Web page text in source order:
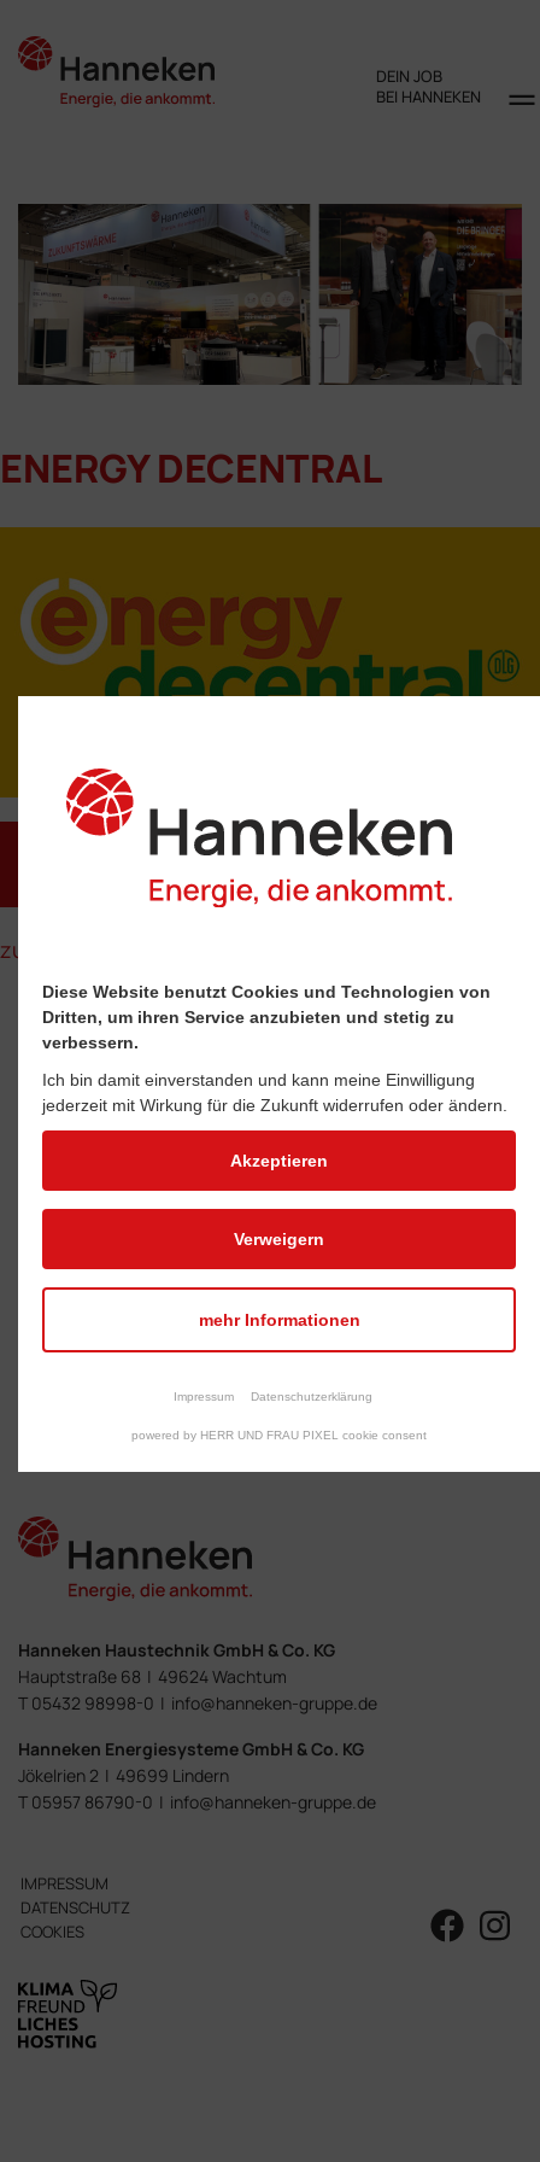
DEIN JOB
BEI HANNEKEN
ENERGY DECENTRAL
12.11.–15.11.2024
zurück
Deine Zukunft
bei Hanneken
Hanneken
– Die
Wärmeexperten
Hanneken HaustechnikGmbH & Co. KG
Hauptstraße 68 | 49624 Wachtum
T 05432 98998-0 | info@hanneken-gruppe.de
Hanneken EnergiesystemeGmbH & Co. KG
Jökelrien 2 | 49699 Lindern
T 05957 86790-0 | info@hanneken-gruppe.de
IMPRESSUM
DATENSCHUTZ
COOKIES
Diese Website benutzt Cookies und Technologien von
Dritten, um ihren Service anzubieten und stetig zu
verbessern.
Ich bin damit einverstanden und kann meine Einwilligung
jederzeit mit Wirkung für die Zukunft widerrufen oder ändern.
Akzeptieren
Verweigern
mehr Informationen
Impressum Datenschutzerklärung
powered by HERR UND FRAU PIXEL cookie consent